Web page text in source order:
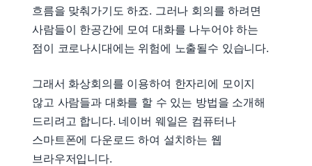
흐름을 맞춰가기도 하죠. 그러나 회의를 하려면
사람들이 한공간에 모여 대화를 나누어야 하는
점이 코로나시대에는 위험에 노출될수 있습니다.
그래서 화상회의를 이용하여 한자리에 모이지
않고 사람들과 대화를 할 수 있는 방법을 소개해
드리려고 합니다. 네이버 웨일은 컴퓨터나
스마트폰에 다운로드 하여 설치하는 웹
브라우저입니다.